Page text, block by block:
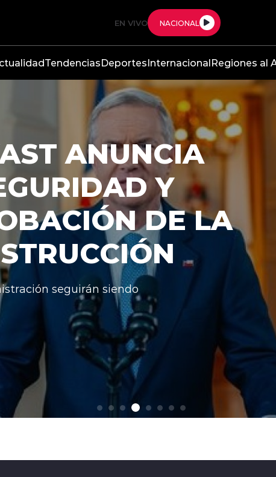
EN VIVO NACIONAL
TendenciasDeportesInternacionalRegiones al
COMPLETA
PROYECTO DE
NACIONAL
del Tribunal Constitucional
oposición, desde donde
territorial.